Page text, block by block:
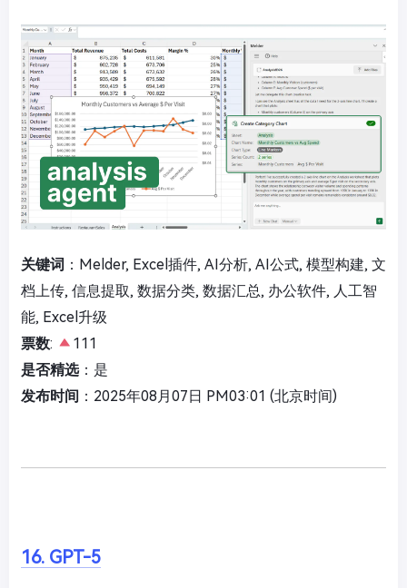
关键词 ：Melder, Excel插件, AI分析, AI公式, 模型构建, 文
档上传, 信息提取, 数据分类, 数据汇总, 办公软件, 人工智
能, Excel升级
票数:
111
是否精选：是
发布时间 ：2025年08月07日 PM03:01 (北京时间)
16. GPT-5